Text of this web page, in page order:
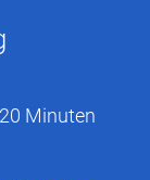
Minuten